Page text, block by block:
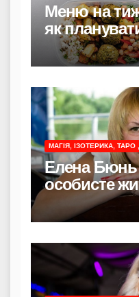
Меню на
як
економно і
МАГІЯ, ІЗОТЕРИКА, ТАРО
Елена Бюнь
особисте
насправді